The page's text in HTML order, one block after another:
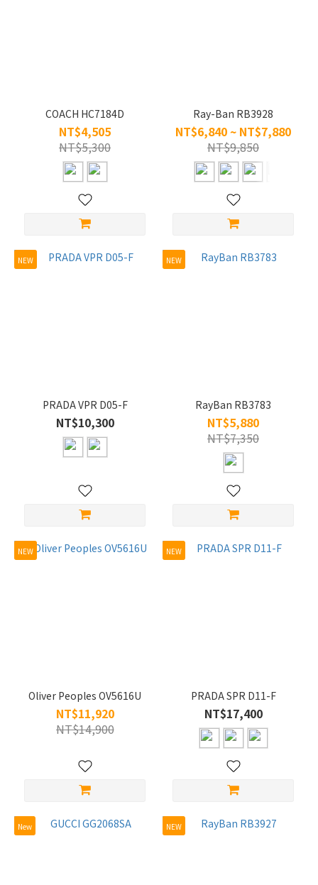
COACH HC7184D
NT$4,505
NT$5,300
Ray-Ban RB3928
NT$6,840 ~ NT$7,880
NT$9,850
NEW
PRADA VPR D05-F
NT$10,300
NEW
RayBan RB3783
NT$5,880
NT$7,350
NEW
Oliver Peoples OV5616U
NT$11,920
NT$14,900
NEW
PRADA SPR D11-F
NT$17,400
New NEW